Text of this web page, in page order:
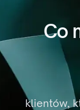
Co
klientów,